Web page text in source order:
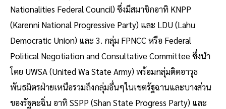
Nationalities Federal Council) ซึ่งมีสมาชิกอาทิ KNPP
(Karenni National Progressive Party) และ LDU (Lahu
Democratic Union) และ 3. กลุ่ม FPNCC หรือ Federal
Political Negotiation and Consultative Committee ซึ่งนำ
โดย UWSA (United Wa State Army) พร้อมกลุ่มติดอาวุธ
พันธมิตรฝ่ายเหนือรวมถึงกลุ่มอื่นๆในเขตรัฐฉานและบางส่วน
ของรัฐคะฉิ่น อาทิ SSPP (Shan State Progress Party) และ